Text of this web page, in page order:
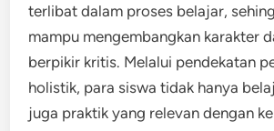
terlibat dalam proses belajar,
mampu mengembangkan karakter
berpikir kritis. Melalui pendekatan
holistik, para siswa tidak hanya
juga praktik yang relevan dengan